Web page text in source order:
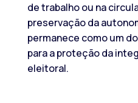
de trabalho ou na
preservação da
permanece como um
para a proteção da
eleitoral.